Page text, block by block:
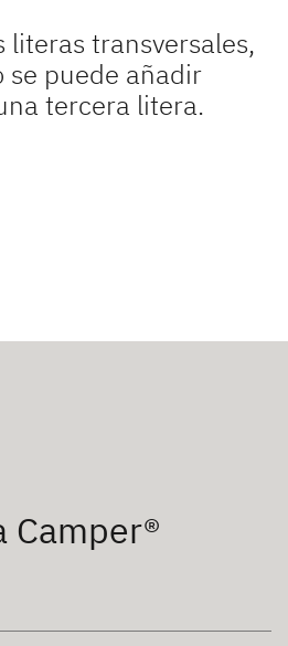
literas transversales,
se puede añadir
tercera litera.
Camper®